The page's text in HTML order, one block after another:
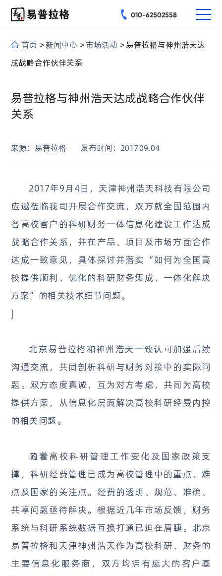
010-62502558
首页 >新闻中心 > 市场活动 > 易普拉格与神州浩天达
成战略合作伙伴关系
易普拉格与神州浩天达成战略合作伙伴
关系
来源：易普拉格 发布时间：2017.09.04
2017年9月4日，天津神州浩天科技有限公司
应邀莅临我司开展合作交流，双方就全国范围内
各高校客户的科研财务一体信息化建设工作达成
战略合作关系，并在产品、项目及市场方面合作
达成一致意见，具体探讨并落实“如何为全国高
校提供顺利、优化的科研财务集成、一体化解决
方案”的相关技术细节问题。
]
北京易普拉格和神州浩天一致认可加强后续
沟通交流，共同剖析科研与财务对接中的实际问
题。双方态度真诚，互为对方考虑，共同为高校
提供方案，从信息化层面解决高校科研经费内控
的相关问题。
随着高校科研管理工作变化及国家政策支
撑，科研经费管理已成为高校管理中的重点、难
点及国家的关注点。经费的透明、规范、准确、
共享问题亟待解决。根据近几年市场反馈，财务
系统与科研系统数据互换打通已迫在眉睫。北京
易普拉格和天津神州浩天作为高校科研、财务的
主要信息化服务商，双方均拥有庞大的客户基